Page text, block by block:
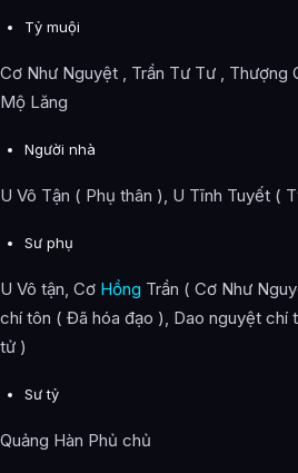
Tỷ muội
Cơ Như Nguyệt , Trần Tư Tư , Thượng
Mộ Lăng
Người nhà
U Vô Tận ( Phụ thân ), U Tĩnh Tuyết (
Sư phụ
U Vô tận, Cơ Hồng Trần ( Cơ Như
chí tôn ( Đã hóa đạo ), Dao nguyệt chí
tử )
Sư tỷ
Quảng Hàn Phủ chủ